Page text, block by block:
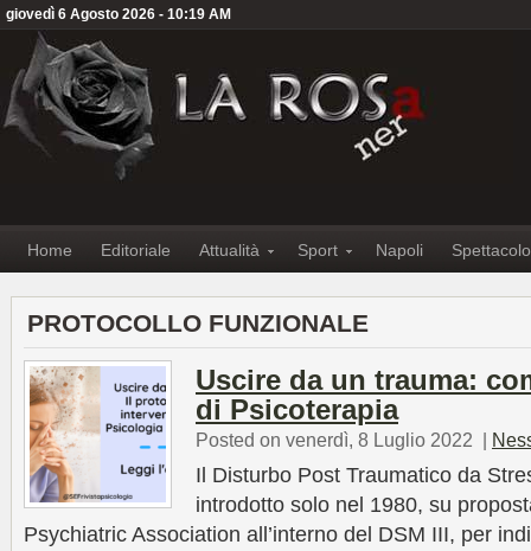
giovedì 6 Agosto 2026 - 10:19 AM
Home Editoriale Attualità Sport Napoli Spettacolo
PROTOCOLLO FUNZIONALE
Uscire da un trauma:
di Psicoterapia
Posted on venerdì, 8 Luglio 2022 |
Il Disturbo Post Traumatico da
introdotto solo nel 1980, su
Psychiatric Association all’interno del DSM III, per